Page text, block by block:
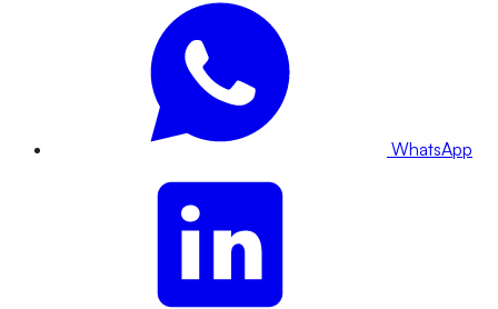
WhatsApp